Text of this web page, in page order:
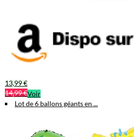
13,99 €
14,99 €Voir
Lot de 6 ballons géants en ...